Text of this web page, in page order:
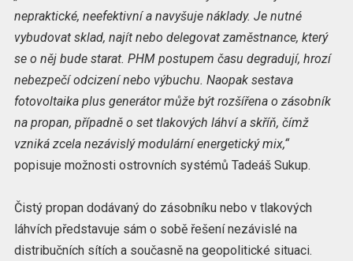
nepraktické, neefektivní a navyšuje náklady. Je nutné
vybudovat sklad, najít nebo delegovat zaměstnance, který
se o něj bude starat. PHM postupem času degradují, hrozí
nebezpečí odcizení nebo výbuchu. Naopak sestava
fotovoltaika plus generátor může být rozšířena o zásobník
na propan, případně o set tlakových láhví a skříň, čímž
vzniká zcela nezávislý modulární energetický mix,“
popisuje možnosti ostrovních systémů Tadeáš Sukup.
Čistý propan dodávaný do zásobníku nebo v tlakových
láhvích představuje sám o sobě řešení nezávislé na
distribučních sítích a současně na geopolitické situaci.